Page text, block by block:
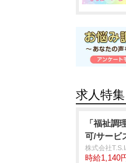
求人特集
「福祉調
可/サービ
株式会社
時給1,140